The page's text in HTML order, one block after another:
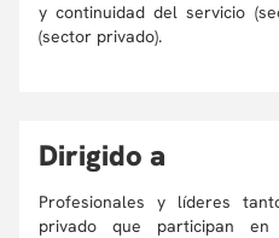
y continuidad del servicio
(sector privado).
Dirigido a
Profesionales y líderes
privado que participan